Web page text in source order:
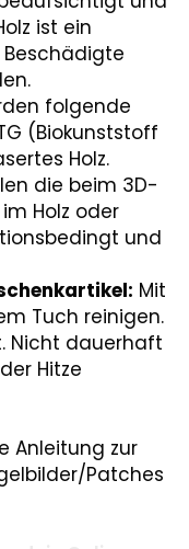
ist ein
folgende
(Biokunststoff
Holz.
die beim 3D-
Holz oder
und
Mit
Tuch reinigen.
Nicht dauerhaft
Hitze
Anleitung zur
Patches